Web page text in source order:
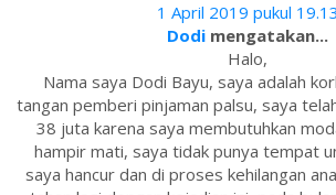
1 April 2019 pukul 19.13
Dodi mengatakan...
Halo,
Nama saya Dodi Bayu, saya adalah
tangan pemberi pinjaman palsu, saya
38 juta karena saya membutuhkan
hampir mati, saya tidak punya tempat
saya hancur dan di proses kehilangan